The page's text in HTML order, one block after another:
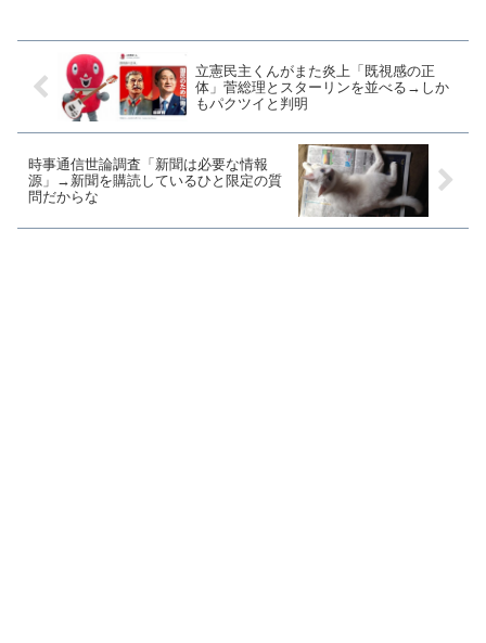
立憲民主くんがまた炎上「既視感の正
体」菅総理とスターリンを並べる→しか
もパクツイと判明
時事通信世論調査「新聞は必要な情報
源」→新聞を購読しているひと限定の質
問だからな